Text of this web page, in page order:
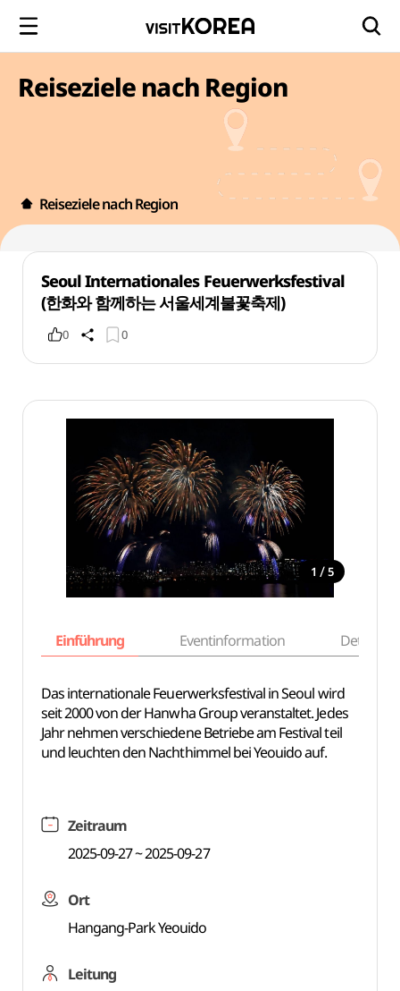
Reiseziele nach Region
Reiseziele nach Region
Seoul Internationales Feuerwerksfestival
(한화와 함께하는 서울세계불꽃축제)
0 0
1 / 5
Einführung Eventinformation Details
Das internationale Feuerwerksfestival in Seoul wird
seit 2000 von der Hanwha Group veranstaltet. Jedes
Jahr nehmen verschiedene Betriebe am Festival teil
und leuchten den Nachthimmel bei Yeouido auf.
Zeitraum
2025-09-27 ~ 2025-09-27
Ort
Hangang-Park Yeouido
Leitung